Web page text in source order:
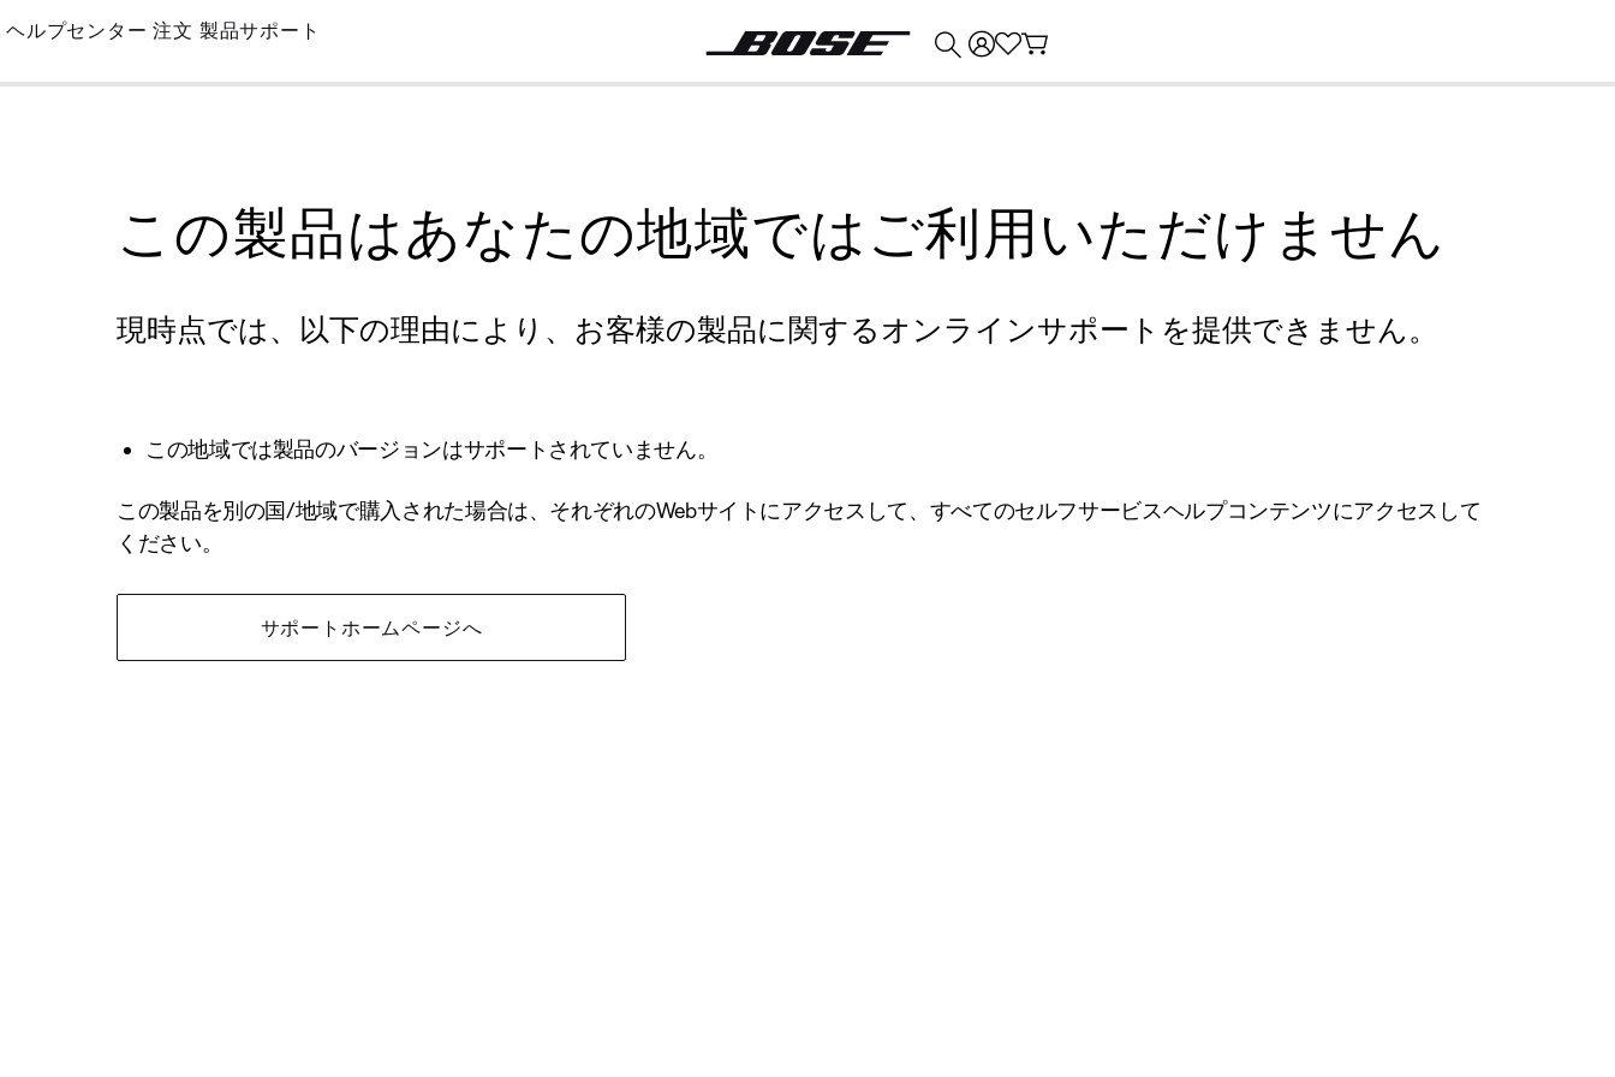
Skip
Main
ヘルプセンター 注文 製品サポート
この製品はあなたの地域ではご利用いただけません
現時点では、以下の理由により、お客様の製品に関するオンラインサポートを提供できません。
この地域では製品のバージョンはサポートされていません。
この製品を別の国/地域で購入された場合は、それぞれのWebサイトにアクセスして、すべてのセルフサービスヘルプコンテンツにアクセスして
ください。
サポートホームページへ